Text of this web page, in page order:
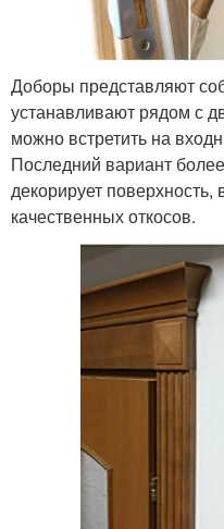
Доборы представляют
устанавливают рядом с
можно встретить на
Последний вариант более
декорирует поверхность,
качественных откосов.